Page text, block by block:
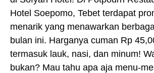
Hotel Soepomo, Tebet terdapat
menarik yang menawarkan
bulan ini. Harganya cuman Rp
termasuk lauk, nasi, dan minum!
bukan? Mau tahu apa aja menu-